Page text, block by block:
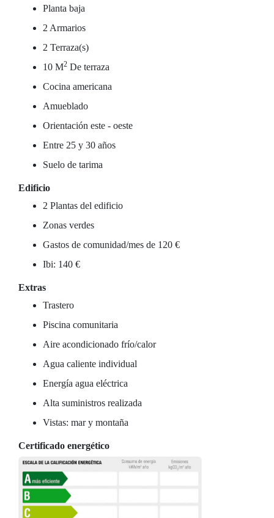
Planta baja
2 Armarios
2 Terraza(s)
10 M2 De terraza
Cocina americana
Amueblado
Orientación este - oeste
Entre 25 y 30 años
Suelo de tarima
Edificio
2 Plantas del edificio
Zonas verdes
Gastos de comunidad/mes de 120 €
Ibi: 140 €
Extras
Trastero
Piscina comunitaria
Aire acondicionado frío/calor
Agua caliente individual
Energía agua eléctrica
Alta suministros realizada
Vistas: mar y montaña
Certificado energético